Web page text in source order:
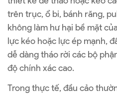
trên trục, ổ bi, bánh răng,
không làm hư hại bề mặt
lực kéo hoặc lực ép mạnh,
dễ dàng tháo rời các bộ
độ chính xác cao.
Trong thực tế, đầu cảo